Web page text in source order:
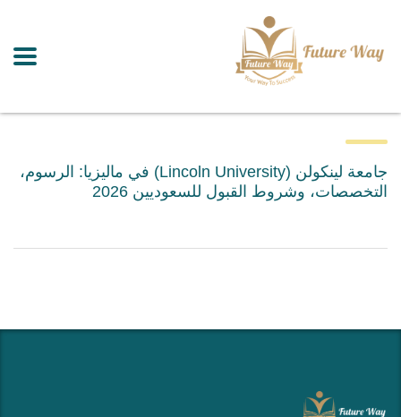
جامعة لينكولن (Lincoln University) في ماليزيا: الرسوم،
التخصصات، وشروط القبول للسعوديين 2026